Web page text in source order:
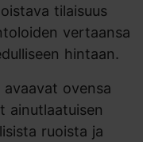
tilaisuus
vertaansa
hintaan.
ovensa
ainutlaatuisen
ruoista ja